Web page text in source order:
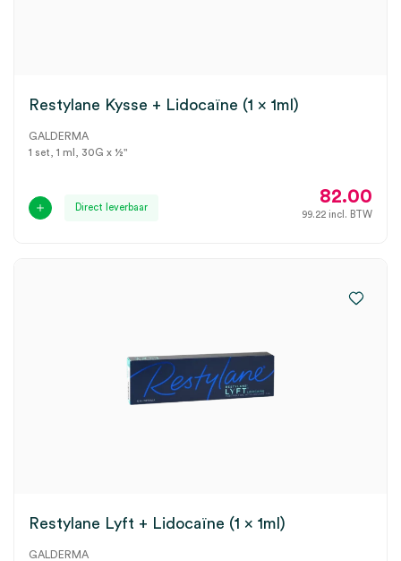
Restylane Kysse + Lidocaïne (1 x 1ml)
GALDERMA
1 set, 1 ml, 30G x ½"
Direct leverbaar
82.00
99.22 incl. BTW
Restylane Lyft + Lidocaïne (1 x 1ml)
GALDERMA